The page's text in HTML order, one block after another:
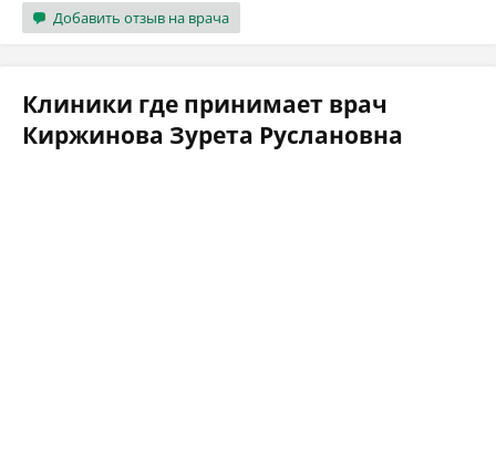
Добавить отзыв на врача
Клиники где принимает врач
Киржинова Зурета Руслановна